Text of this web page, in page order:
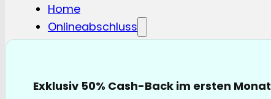
Home
Onlineabschluss
Hunde-OP
Katzen-KV
Exklusiv 50% Cash-Back im ersten Monat